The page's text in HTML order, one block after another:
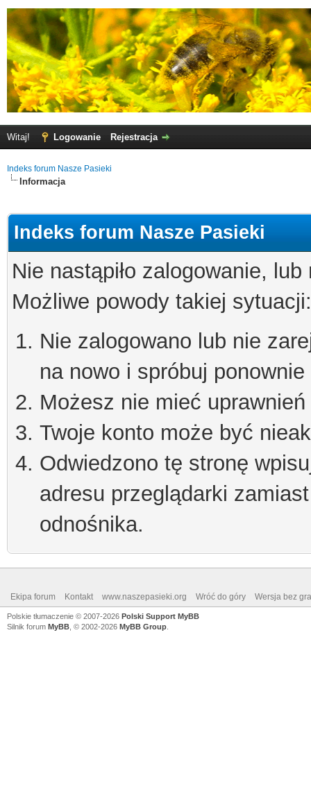
Witaj! Logowanie Rejestracja
Indeks forum Nasze Pasieki
Informacja
Indeks forum Nasze Pasieki
Nie nastąpiło zalogowanie,
Możliwe powody takiej sytuacji:
Nie zalogowano lub nie
na nowo i spróbuj ponownie
Możesz nie mieć
Twoje konto może być
Odwiedzono tę stronę
adresu przeglądarki
odnośnika.
Ekipa forum Kontakt www.naszepasieki.org Wróć do góry Wersja bez
Polskie tłumaczenie © 2007-2026 Polski Support MyBB
Silnik forum MyBB , © 2002-2026 MyBB Group